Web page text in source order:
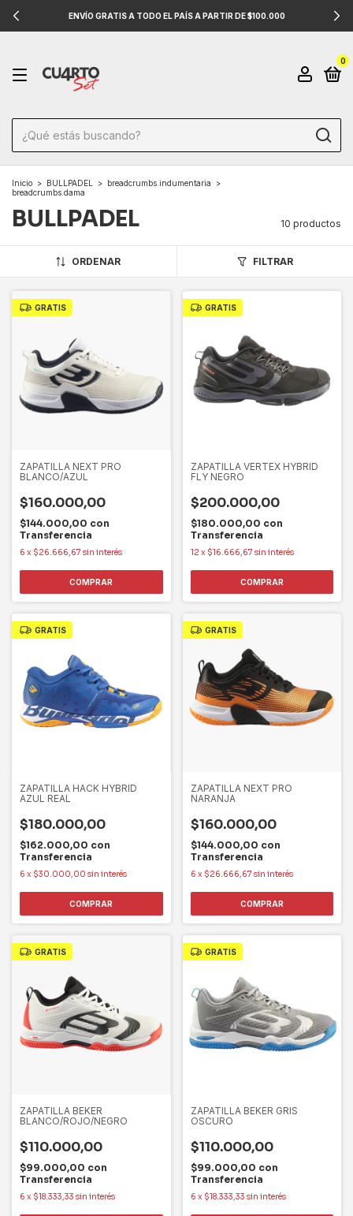
ENVÍO GRATIS A TODO EL PAÍS A PARTIR DE $100.000
0
Inicio > BULLPADEL > breadcrumbs.indumentaria
>
breadcrumbs.dama
BULLPADEL 10 productos
ORDENAR FILTRAR
GRATIS
ZAPATILLA NEXT PRO
BLANCO/AZUL
$160.000,00
$144.000,00 con
Transferencia
6 x $26.666,67 sin interés
COMPRAR
GRATIS
ZAPATILLA VERTEX HYBRID
FLY NEGRO
$200.000,00
$180.000,00 con
Transferencia
12 x $16.666,67 sin interés
COMPRAR
GRATIS
ZAPATILLA HACK HYBRID
AZUL REAL
$180.000,00
$162.000,00 con
Transferencia
6 x $30.000,00 sin interés
COMPRAR
GRATIS
ZAPATILLA NEXT PRO
NARANJA
$160.000,00
$144.000,00 con
Transferencia
6 x $26.666,67 sin interés
COMPRAR
GRATIS
ZAPATILLA BEKER
BLANCO/ROJO/NEGRO
$110.000,00
$99.000,00 con
Transferencia
6 x $18.333,33 sin interés
GRATIS
ZAPATILLA BEKER GRIS
OSCURO
$110.000,00
$99.000,00 con
Transferencia
6 x $18.333,33 sin interés